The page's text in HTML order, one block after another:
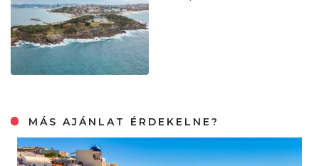
MÁS AJÁNLAT ÉRDEKELNE?